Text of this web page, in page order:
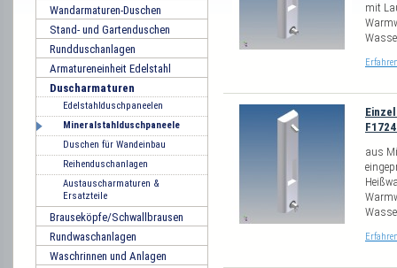
mit
aus
Wandarmaturen-Duschen
Stand- und Gartenduschen
Rundduschanlagen
Armatureneinheit Edelstahl
Duscharmaturen
Edelstahlduschpaneelen
Mineralstahlduschpaneele
Duschen für Wandeinbau
Reihenduschanlagen
Austauscharmaturen &
Ersatzteile
Brauseköpfe/Schwallbrausen
Rundwaschanlagen
Waschrinnen und Anlagen